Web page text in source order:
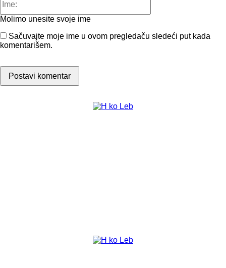
Molimo unesite svoje ime
Sačuvajte moje ime u ovom pregledaču sledeći put kada
komentarišem.